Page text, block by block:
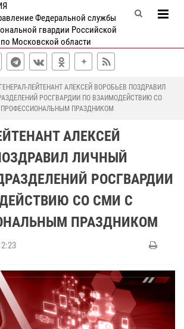
Федеральной службы
гвардии Российской
Московской области
ГЕНЕРАЛ-ЛЕЙТЕНАНТ АЛЕКСЕЙ ВОРОБЬЕВ ПОЗДРАВИЛ
РОСГВАРДИИ ПО ВЗАИМОДЕЙСТВИЮ СО
ПРАЗДНИКОМ
АЛЕКСЕЙ
ЛИЧНЫЙ
РОСГВАРДИИ
СО СМИ С
ПРАЗДНИКОМ